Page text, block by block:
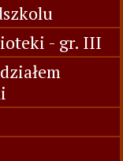
- gr. III